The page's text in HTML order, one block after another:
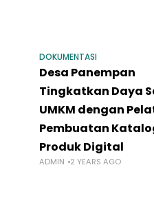
DOKUMENTASI
Desa Panempan
Tingkatkan Daya
UMKM dengan
Pembuatan
Produk Digital
ADMIN 2 YEARS AGO